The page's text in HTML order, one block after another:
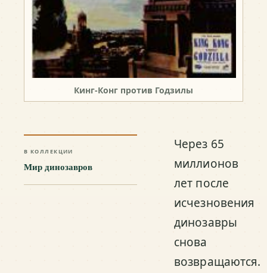
Кинг-Конг против Годзилы
В КОЛЛЕКЦИИ
Мир динозавров
Через 65
миллионов
лет после
исчезновения
динозавры
снова
возвращаются.